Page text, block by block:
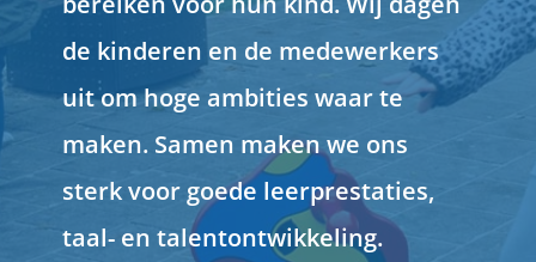
de kinderen en de medewerkers
uit om hoge ambities waar te
maken. Samen maken we ons
sterk voor goede leerprestaties,
taal- en talentontwikkeling.